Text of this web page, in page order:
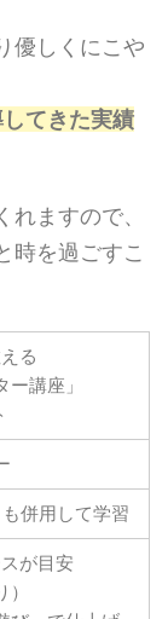
優しくにこや
てきた実績
ますので、
時を過ごすこ
る
ー講座」
併用して学習
が目安